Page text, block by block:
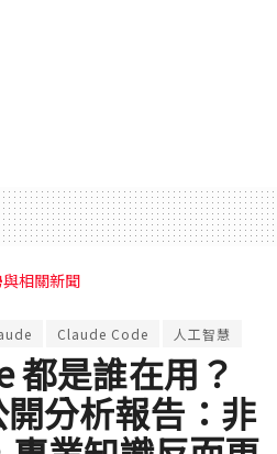
相關新聞
Claude Code 人工智慧
都是誰在用？
分析報告：非